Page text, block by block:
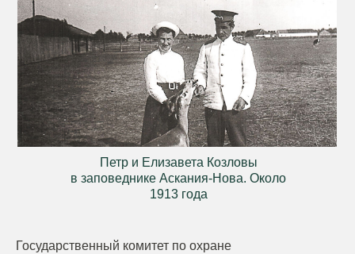
Петр и Елизавета Козловы
в заповеднике Аскания-Нова. Около
1913 года
Государственный комитет по охране